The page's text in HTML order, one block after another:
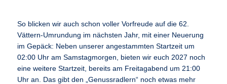
So blicken wir auch schon voller Vorfreude auf die 62.
Vättern-Umrundung im nächsten Jahr, mit einer Neuerung
im Gepäck: Neben unserer angestammten Startzeit um
02:00 Uhr am Samstagmorgen, bieten wir euch 2027 noch
eine weitere Startzeit, bereits am Freitagabend um 21:00
Uhr an. Das gibt den „Genussradlern“ noch etwas mehr